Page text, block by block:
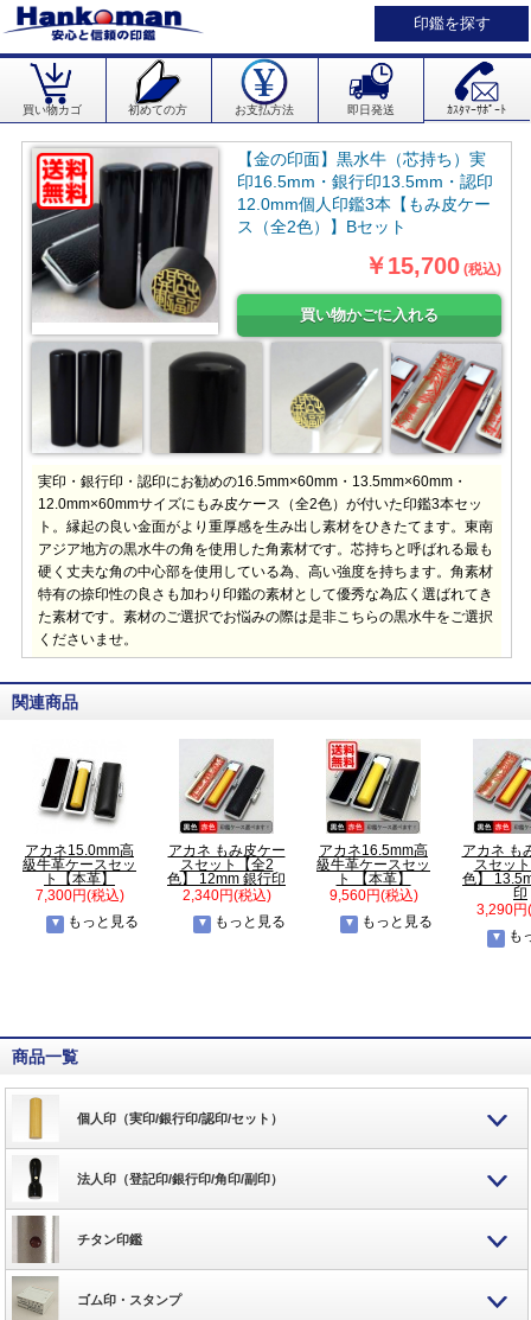
印鑑を探す
買い物カゴ 初めての方 お支払方法 即日発送 ｶｽﾀﾏｰｻﾎﾟｰﾄ
【金の印面】黒水牛（芯持ち）実
印16.5mm・銀行印13.5mm・認印
12.0mm個人印鑑3本【もみ皮ケー
ス（全2色）】Bセット
￥15,700 (税込)
実印・銀行印・認印にお勧めの16.5mm×60mm・13.5mm×60mm・
12.0mm×60mmサイズにもみ皮ケース（全2色）が付いた印鑑3本セッ
ト。縁起の良い金面がより重厚感を生み出し素材をひきたてます。東南
アジア地方の黒水牛の角を使用した角素材です。芯持ちと呼ばれる最も
硬く丈夫な角の中心部を使用している為、高い強度を持ちます。角素材
特有の捺印性の良さも加わり印鑑の素材として優秀な為広く選ばれてき
た素材です。素材のご選択でお悩みの際は是非こちらの黒水牛をご選択
くださいませ。
関連商品
アカネ15.0mm高
級牛革ケースセッ
ト【本革】
7,300円(税込)
もっと見る
アカネ もみ皮ケー
スセット【全2
色】 12mm 銀行印
2,340円(税込)
もっと見る
アカネ16.5mm高
級牛革ケースセッ
ト 【本革】
9,560円(税込)
もっと見る
アカネ も
スセッ
色】
印
3,290円
も
商品一覧
個人印（実印/銀行印/認印/セット）
法人印（登記印/銀行印/角印/副印）
チタン印鑑
ゴム印・スタンプ